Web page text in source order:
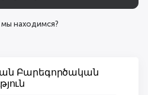
мы находимся?
Բարեգործական